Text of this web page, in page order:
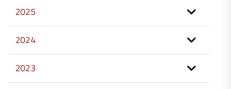
2025
2024
2023